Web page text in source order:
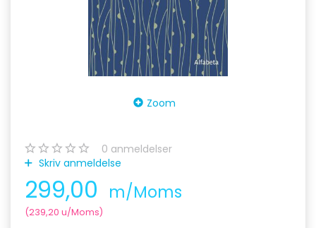
Zoom
0 anmeldelser
Skriv anmeldelse
299,00 m/Moms
(239,20 u/Moms)